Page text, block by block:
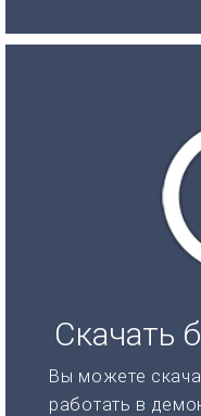
Скачать
Вы можете
работать в